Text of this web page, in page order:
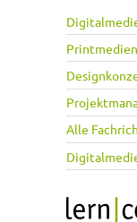
Printmedien
Alle